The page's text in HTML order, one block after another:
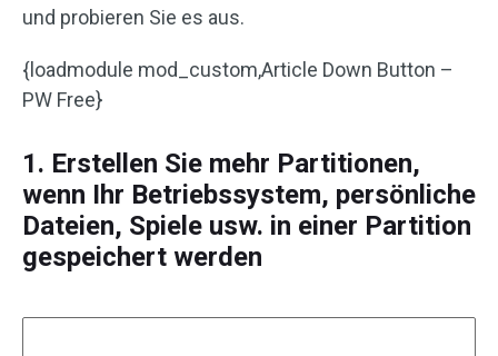
und probieren Sie es aus.
{loadmodule mod_custom,Article Down Button –
PW Free}
1. Erstellen Sie mehr Partitionen,
wenn Ihr Betriebssystem, persönliche
Dateien, Spiele usw. in einer Partition
gespeichert werden